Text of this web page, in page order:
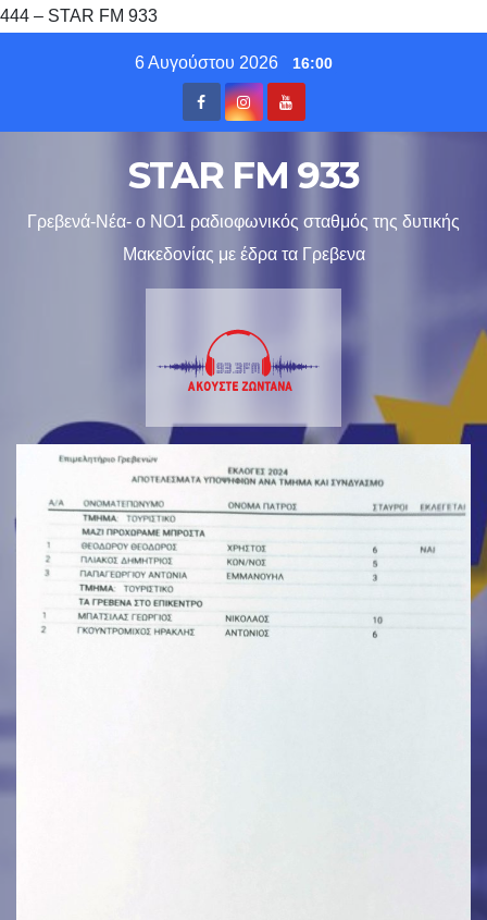
444 – STAR FM 933
6 Αυγούστου 2026 16:00
STAR FM 933
Γρεβενά-Νέα- ο ΝΟ1 ραδιοφωνικός σταθμός της δυτικής
Μακεδονίας με έδρα τα Γρεβενα